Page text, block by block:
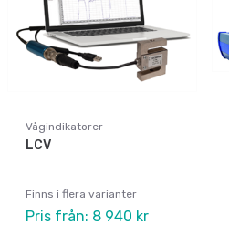
Vågindikatorer
LCV
Finns i flera varianter
Pris från: 8 940 kr